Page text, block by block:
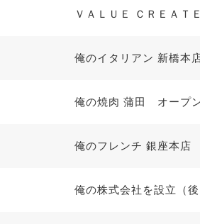
ＶＡＬＵＥ ＣＲＥＡＴ
俺のイタリアン 新橋本
俺の焼肉 蒲田 オープ
俺のフレンチ 銀座本店
俺の株式会社を設立（